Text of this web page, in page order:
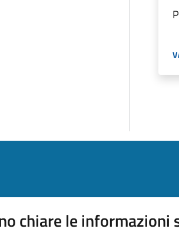
chiare le informazioni